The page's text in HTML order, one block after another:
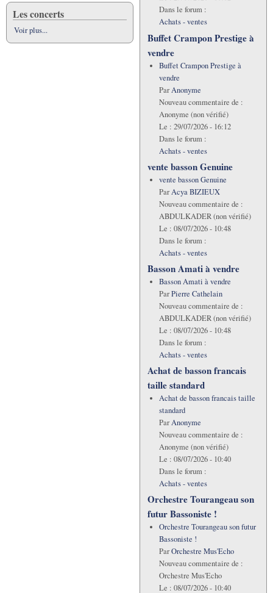
Les concerts
Voir plus...
Dans le forum :
Achats - ventes
Buffet Crampon Prestige à
vendre
Buffet Crampon Prestige à
vendre
ParAnonyme
Nouveau commentaire de :
Anonyme (non vérifié)
Le : 29/07/2026 - 16:12
Dans le forum :
Achats - ventes
vente basson Genuine
vente basson Genuine
ParAcya BIZIEUX
Nouveau commentaire de :
ABDULKADER (non vérifié)
Le : 08/07/2026 - 10:48
Dans le forum :
Achats - ventes
Basson Amati à vendre
Basson Amati à vendre
ParPierre Cathelain
Nouveau commentaire de :
ABDULKADER (non vérifié)
Le : 08/07/2026 - 10:48
Dans le forum :
Achats - ventes
Achat de basson francais
taille standard
Achat de basson francais taille
standard
ParAnonyme
Nouveau commentaire de :
Anonyme (non vérifié)
Le : 08/07/2026 - 10:40
Dans le forum :
Achats - ventes
Orchestre Tourangeau son
futur Bassoniste !
Orchestre Tourangeau son futur
Bassoniste !
ParOrchestre Mus'Echo
Nouveau commentaire de :
Orchestre Mus'Echo
Le : 08/07/2026 - 10:40